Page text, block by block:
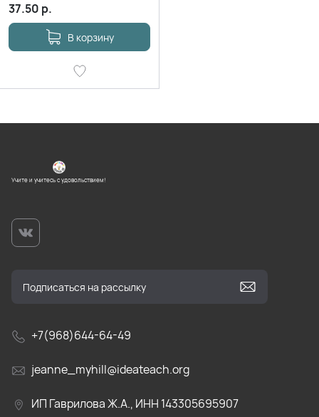
37.50 р.
В корзину
Учите и учитесь с удовольствием!
+7(968)644-64-49
jeanne_myhill@ideateach.org
ИП Гаврилова Ж.А., ИНН 143305695907